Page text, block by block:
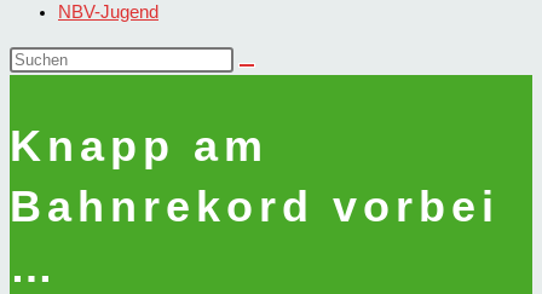
NBV-Jugend
Knapp am
Bahnrekord vorbei
…